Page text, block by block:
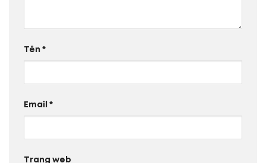
Tên *
Email *
Trang web